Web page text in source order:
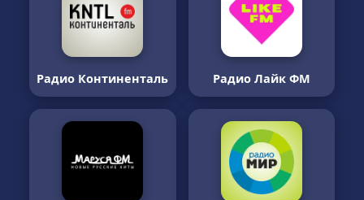
Радио Континенталь Радио Лайк ФМ